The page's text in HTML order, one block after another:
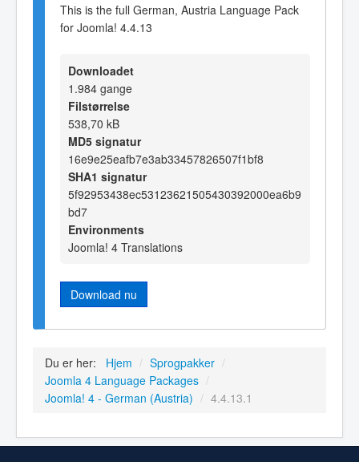
This is the full German, Austria Language Pack
for Joomla! 4.4.13
Downloadet
1.984 gange
Filstørrelse
538,70 kB
MD5 signatur
16e9e25eafb7e3ab33457826507f1bf8
SHA1 signatur
5f92953438ec53123621505430392000ea6b9
bd7
Environments
Joomla! 4 Translations
Download nu
Du er her: Hjem / Sprogpakker /
Joomla 4 Language Packages /
Joomla! 4 - German (Austria) / 4.4.13.1